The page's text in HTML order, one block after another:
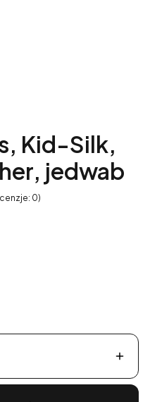
Kid-Silk,
jedwab
0)